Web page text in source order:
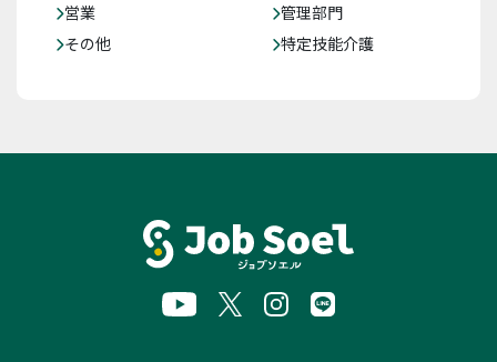
営業
管理部門
その他
特定技能介護